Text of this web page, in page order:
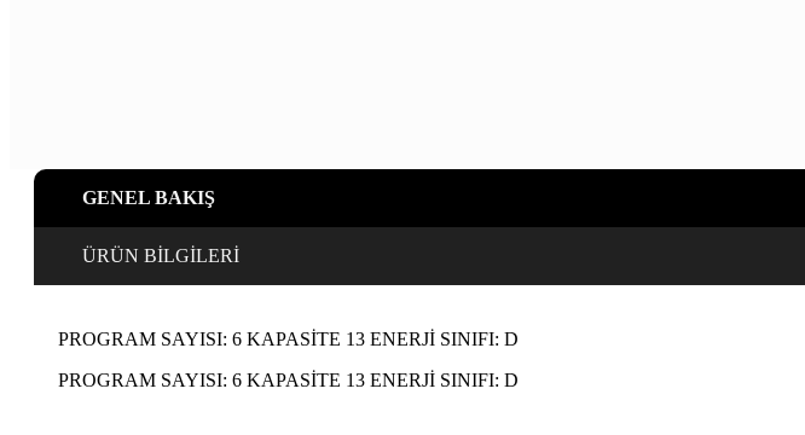
GENEL BAKIŞ
ÜRÜN BİLGİLERİ
PROGRAM SAYISI: 6 KAPASİTE 13 ENERJİ SINIFI: D
PROGRAM SAYISI: 6 KAPASİTE 13 ENERJİ SINIFI: D